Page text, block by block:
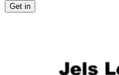
Get in